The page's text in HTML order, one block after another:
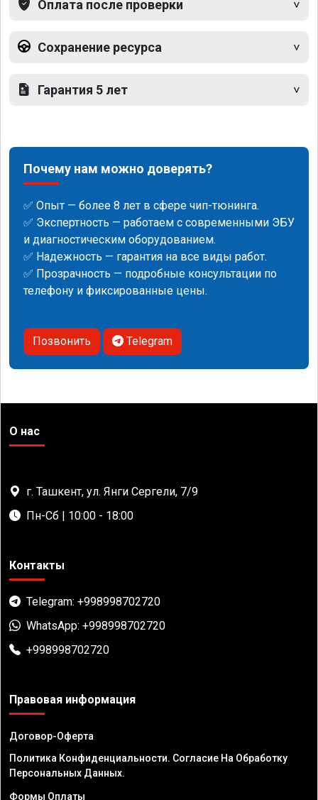
Оплата после проверки
Сохранение ресурса
Гарантия 5 лет
Почему нам можно доверять?
✅ Опыт — более 8 лет в сфере чип-тюнинга.
✅ Экспертность — работаем с современными ЭБУ
и диагностическим оборудованием.
✅ Надежность — гарантия на все виды работ.
✅ Прозрачность — подробные консультации по
телефону и фиксированные цены.
Позвонить Telegram
О нас
г. Ташкент, ул. Янги Сергели, 7/9
Пн-Сб | 10:00 - 18:00
Контакты
Telegram: +998998702720
WhatsApp: +998998702720
+998998702720
Правовая информация
Договор-Оферта
Политика Конфиденциальности. Согласие На Обработку
Персональных Данных.
Формы Оплаты